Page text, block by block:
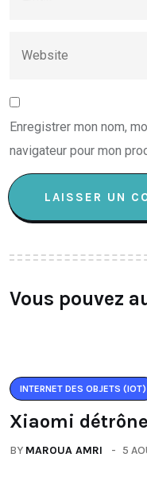
Enregistrer mon nom,
navigateur pour mon
Vous pouvez
INTERNET DES OBJETS (IOT)
Xiaomi
BY MAROUA AMRI 5